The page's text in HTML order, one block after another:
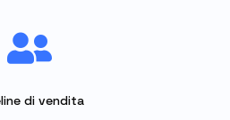

di vendita